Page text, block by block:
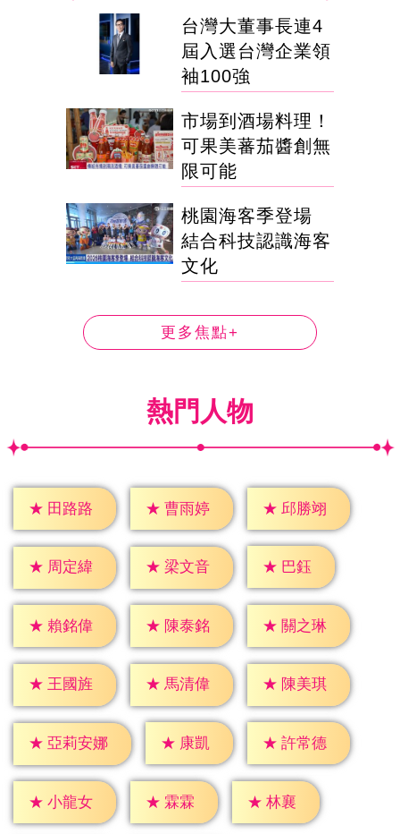
台灣大董事長連4
屆入選台灣企業領
袖100強
市場到酒場料理！
可果美蕃茄醬創無
限可能
桃園海客季登場
結合科技認識海客
文化
更多焦點+
熱門人物
★ 田路路 ★ 曹雨婷 ★ 邱勝翊
★ 周定緯 ★ 梁文音 ★ 巴鈺
★ 賴銘偉 ★ 陳泰銘 ★ 關之琳
★ 王國旌 ★ 馬清偉 ★ 陳美琪
★ 亞莉安娜 ★ 康凱 ★ 許常德
★ 小龍女 ★ 霖霖 ★ 林襄